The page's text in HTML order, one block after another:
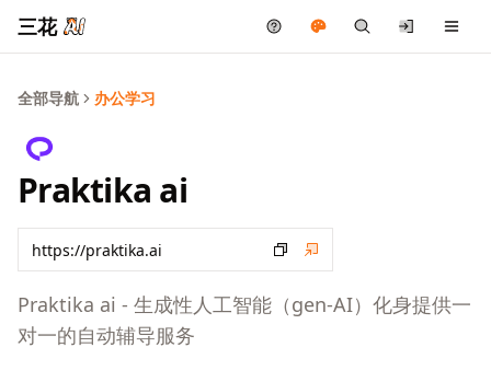
三花
全部导航 办公学习
Praktika ai
Praktika ai - 生成性人工智能（gen-AI）化身提供一
对一的自动辅导服务